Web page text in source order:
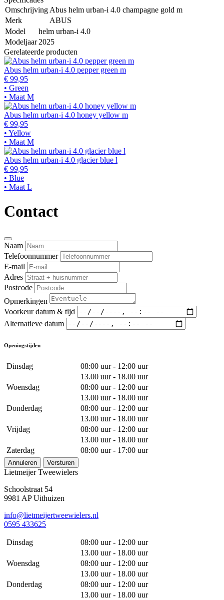
Omschrijving Abus helm urban-i 4.0 champagne gold m
Merk
ABUS
Model
helm urban-i 4.0
Modeljaar 2025
Gerelateerde producten
Abus helm urban-i 4.0 pepper green m
€ 99,95
• Green
• Maat M
Abus helm urban-i 4.0 honey yellow m
€ 99,95
• Yellow
• Maat M
Abus helm urban-i 4.0 glacier blue l
€ 99,95
• Blue
• Maat L
Contact
Naam
Telefoonnummer
E-mail
Adres
Postcode
Opmerkingen
Voorkeur datum & tijd
Alternatieve datum
Openingstijden
Dinsdag
08:00 uur - 12:00 uur
13.00 uur - 18.00 uur
Woensdag
08:00 uur - 12:00 uur
13.00 uur - 18.00 uur
Donderdag
08:00 uur - 12:00 uur
13.00 uur - 18.00 uur
Vrijdag
08:00 uur - 12:00 uur
13.00 uur - 18.00 uur
Zaterdag
08:00 uur - 17:00 uur
Annuleren Versturen
Lietmeijer Tweewielers
Schoolstraat 54
9981 AP Uithuizen
info@lietmeijertweewielers.nl
0595 433625
Dinsdag
08:00 uur - 12:00 uur
13.00 uur - 18.00 uur
Woensdag
08:00 uur - 12:00 uur
13.00 uur - 18.00 uur
Donderdag
08:00 uur - 12:00 uur
13.00 uur - 18.00 uur